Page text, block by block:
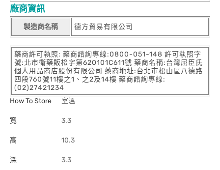
廠商資訊
製造商名稱 德方貿易有限公司
藥商許可執照: 藥商諮詢專線:0800-051-148 許可執照字
號:北市衛藥販松字第620101C611號 藥商名稱:台灣屈臣氏
個人用品商店股份有限公司 藥商地址:台北市松山區八德路
四段760號11樓之1、之2及14樓 藥商諮詢專線:
(02)27421234
How To Store
室溫
寬 3.3
高 10.3
深 3.3